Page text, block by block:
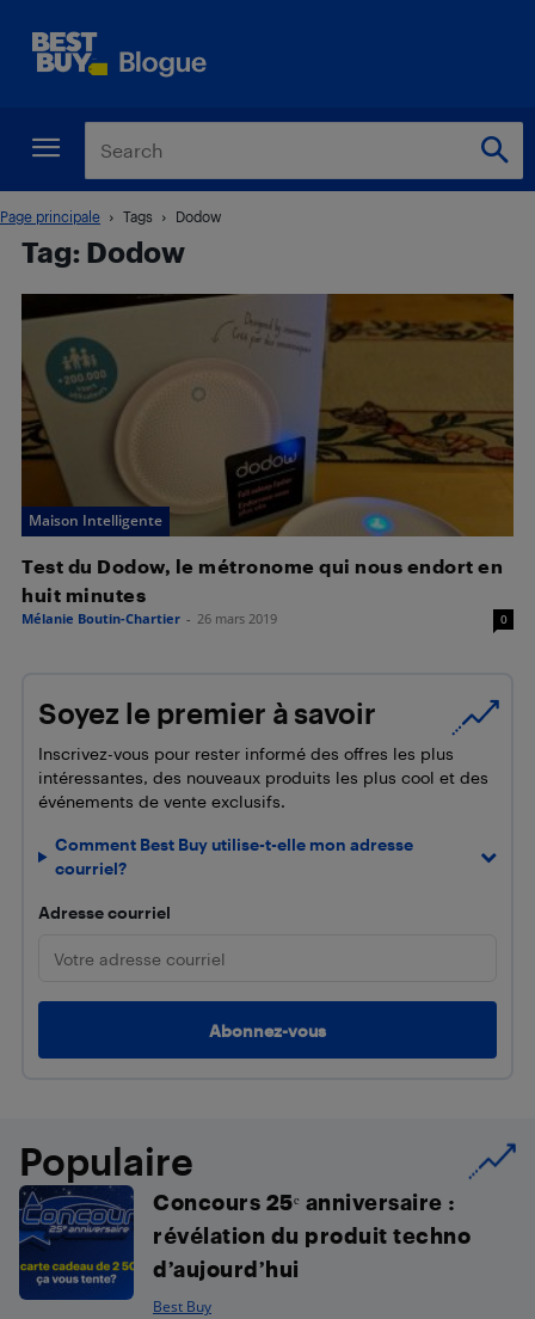
Page principale Tags Dodow
Tag: Dodow
Maison Intelligente
Test du Dodow, le métronome qui nous endort en
huit minutes
Mélanie Boutin-Chartier - 26 mars 2019 0
Soyez le premier à savoir
Inscrivez-vous pour rester informé des offres les plus
intéressantes, des nouveaux produits les plus cool et des
événements de vente exclusifs.
Comment Best Buy utilise-t-elle mon adresse
courriel?
Adresse courriel
Populaire
Concours 25ᵉ anniversaire :
révélation du produit techno
d’aujourd’hui
Best Buy